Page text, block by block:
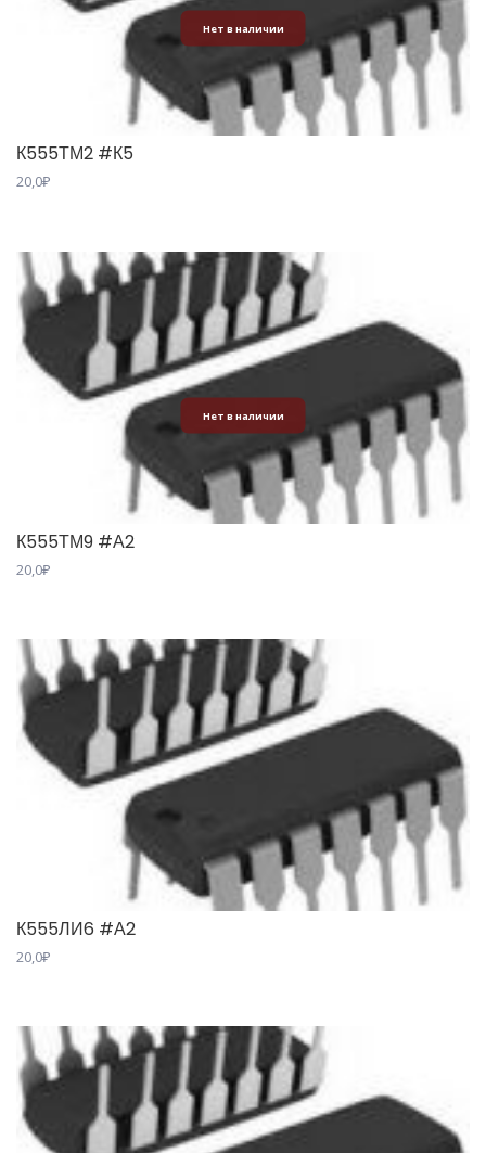
Нет в наличии
К555ТМ2 #К5
20,0₽
Нет в наличии
К555ТМ9 #А2
20,0₽
К555ЛИ6 #А2
20,0₽